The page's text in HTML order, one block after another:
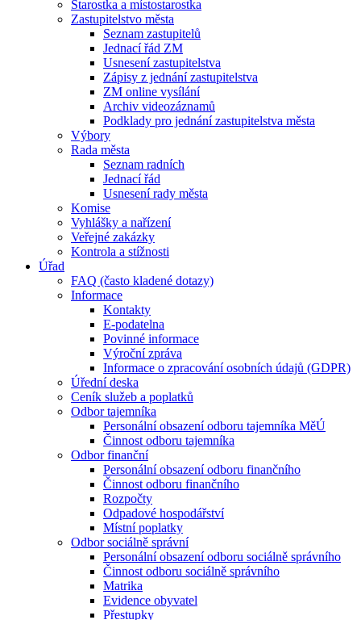
Starostka a místostarostka
Zastupitelstvo města
Seznam zastupitelů
Jednací řád ZM
Usnesení zastupitelstva
Zápisy z jednání zastupitelstva
ZM online vysílání
Archiv videozáznamů
Podklady pro jednání zastupitelstva města
Výbory
Rada města
Seznam radních
Jednací řád
Usnesení rady města
Komise
Vyhlášky a nařízení
Veřejné zakázky
Kontrola a stížnosti
Úřad
FAQ (často kladené dotazy)
Informace
Kontakty
E-podatelna
Povinné informace
Výroční zpráva
Informace o zpracování osobních údajů (GDPR)
Úřední deska
Ceník služeb a poplatků
Odbor tajemníka
Personální obsazení odboru tajemníka MěÚ
Činnost odboru tajemníka
Odbor finanční
Personální obsazení odboru finančního
Činnost odboru finančního
Rozpočty
Odpadové hospodářství
Místní poplatky
Odbor sociálně správní
Personální obsazení odboru sociálně správního
Činnost odboru sociálně správního
Matrika
Evidence obyvatel
Přestupky